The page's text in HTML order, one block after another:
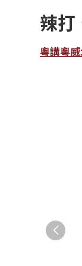
辣打
粵講粵